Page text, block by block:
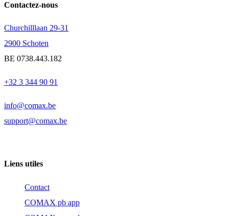
Contactez-nous
Churchilllaan 29-31
2900 Schoten
BE 0738.443.182
+32 3 344 90 91
info@comax.be
support@comax.be
Liens utiles
Contact
COMAX pb app